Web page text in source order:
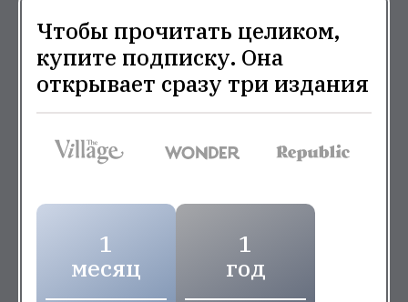
Чтобы прочитать целиком,
купите подписку. Она
открывает сразу три издания
1
месяц
1
год